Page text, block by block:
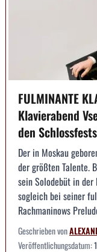
FULMINANTE
Klavierabend
den
Der in Moskau
der größten Talente.
sein Solodebüt in der
sogleich bei seiner
Rachmaninows
Geschrieben von
Veröffentlichungsdatum: